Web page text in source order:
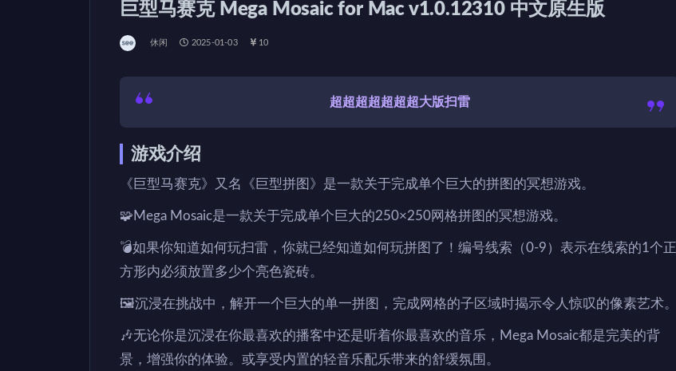
巨型马赛克 Mega Mosaic for Mac v1.0.12310 中文原生版
休闲 2025-01-03 10
超超超超超超超大版扫雷
游戏介绍
《巨型马赛克》又名《巨型拼图》是一款关于完成单个巨大的拼图的冥想游戏。
🧩Mega Mosaic是一款关于完成单个巨大的250×250网格拼图的冥想游戏。
💣如果你知道如何玩扫雷，你就已经知道如何玩拼图了！编号线索（0-9）表示在线索的1个正
方形内必须放置多少个亮色瓷砖。
🖼️沉浸在挑战中，解开一个巨大的单一拼图，完成网格的子区域时揭示令人惊叹的像素艺术。
🎶无论你是沉浸在你最喜欢的播客中还是听着你最喜欢的音乐，Mega Mosaic都是完美的背
景，增强你的体验。或享受内置的轻音乐配乐带来的舒缓氛围。